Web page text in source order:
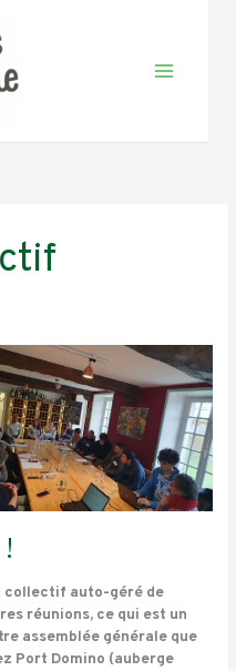
collectif auto-géré de
réunions, ce qui est un
assemblée générale que
Port Domino (auberge